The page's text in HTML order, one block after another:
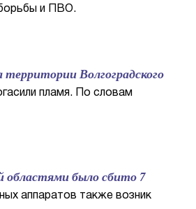
и ПВО.
Волгоградского
пламя. По словам
областями было сбито 7
аппаратов также возник